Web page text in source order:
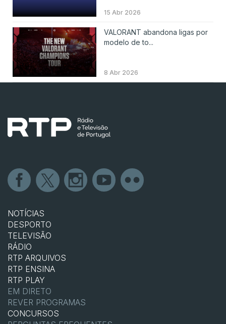
15 Abr 2026
VALORANT abandona ligas por
modelo de to...
8 Abr 2026
NOTÍCIAS
DESPORTO
TELEVISÃO
RÁDIO
RTP ARQUIVOS
RTP ENSINA
RTP PLAY
EM DIRETO
REVER PROGRAMAS
CONCURSOS